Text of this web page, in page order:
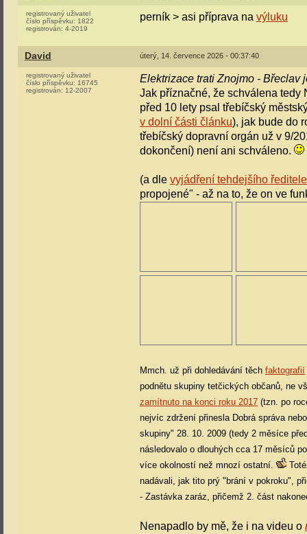
registrovaný uživatel
číslo příspěvku: 1822
registrován: 4-2019
perník > asi příprava na výluku
David úterý, 14. července 2026 - 00:37:40
registrovaný uživatel
číslo příspěvku: 16745
registrován: 12-2007
Elektrizace trati Znojmo - Břeclav
Jak příznačné, že schválena tedy
před 10 lety psal třebíčský
v dolní části článku), jak bude do
třebíčský dopravní orgán už v 9/
dokončení) není ani schváleno.
(a dle vyjádření tehdejšího
propojené" - až na to, že on ve
Mmch. už při dohledávání těch faktografií
podnětu skupiny tetčických občanů, ne
zamítnuto na konci roku 2017 (tzn. po
nejvíc zdržení přinesla Dobrá správa
skupiny" 28. 10. 2009 (tedy 2 měsíce
následovalo o dlouhých cca 17 měsíců
více okolností než mnozí ostatní.
nadávali, jak tito prý "brání v pokroku",
- Zastávka zaráz, přičemž 2. část
Nenapadlo by mě, že i na videu o